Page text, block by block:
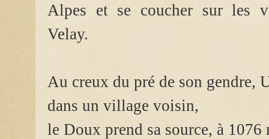
Alpes et se coucher sur les
Velay.
Au creux du pré de son gendre,
dans un village voisin,
le Doux prend sa source, à 1076